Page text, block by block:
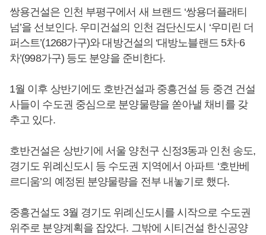
쌍용건설은 인천 부평구에서 새 브랜드 ‘쌍용더플래티
넘’을 선보인다. 우미건설의 인천 검단신도시 ‘우미린 더
퍼스트’(1268가구)와 대방건설의 ‘대방노블랜드 5차·6
차’(998가구) 등도 분양을 준비한다.
1월 이후 상반기에도 호반건설과 중흥건설 등 중견 건설
사들이 수도권 중심으로 분양물량을 쏟아낼 채비를 갖
추고 있다.
호반건설은 상반기에 서울 양천구 신정3동과 인천 송도,
경기도 위례신도시 등 수도권 지역에서 아파트 ‘호반베
르디움’의 예정된 분양물량을 전부 내놓기로 했다.
중흥건설도 3월 경기도 위례신도시를 시작으로 수도권
위주로 분양계획을 잡았다. 그밖에 시티건설 한신공양